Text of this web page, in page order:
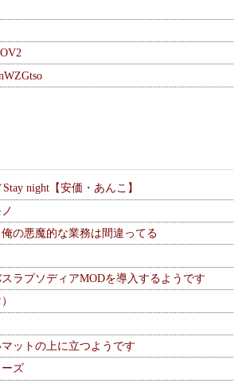
Stay night【安価・あんこ】
の悪魔的な業務は間違ってる
ラプソディアMODを導入するようです
ットの上に立つようです
ズ